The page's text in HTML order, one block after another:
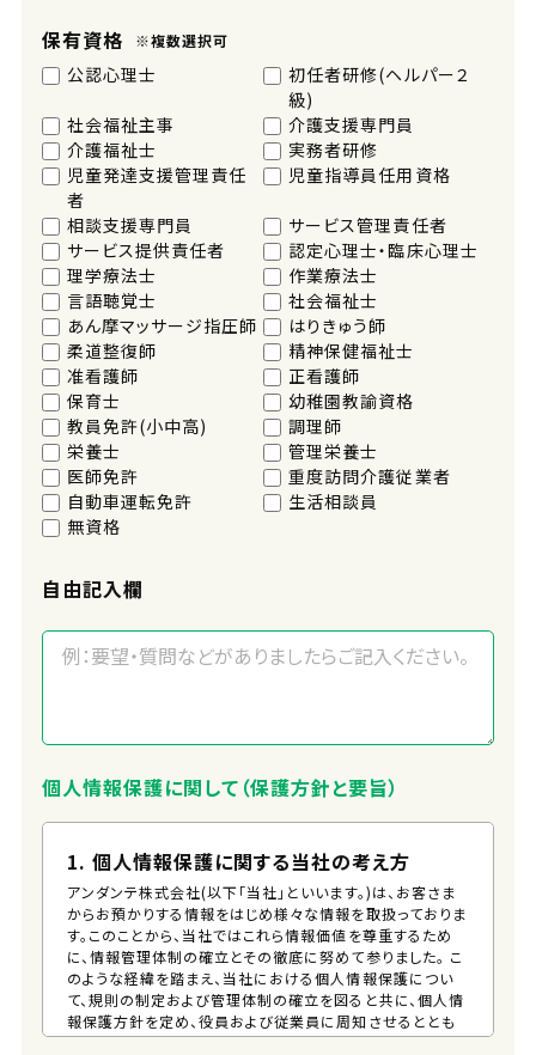
保有資格 ※複数選択可
公認心理士
初任者研修(ヘルパー２
級)
社会福祉主事
介護支援専門員
介護福祉士
実務者研修
児童発達支援管理責任
者
児童指導員任用資格
相談支援専門員
サービス管理責任者
サービス提供責任者
認定心理士・臨床心理士
理学療法士
作業療法士
言語聴覚士
社会福祉士
あん摩マッサージ指圧師
はりきゅう師
柔道整復師
精神保健福祉士
准看護師
正看護師
保育士
幼稚園教諭資格
教員免許(小中高)
調理師
栄養士
管理栄養士
医師免許
重度訪問介護従業者
自動車運転免許
生活相談員
無資格
自由記入欄
個人情報保護に関して（保護方針と要旨）
1. 個人情報保護に関する当社の考え方
アンダンテ株式会社(以下「当社」といいます。)は、お客さま
からお預かりする情報をはじめ様々な情報を取扱っておりま
す。このことから、当社ではこれら情報価値を尊重するため
に、情報管理体制の確立とその徹底に努めて参りました。 こ
のような経緯を踏まえ、当社における個人情報保護につい
て、規則の制定および管理体制の確立を図ると共に、個人情
報保護方針を定め、役員および従業員に周知させるととも
に、一般の方が、容易に入手できる措置を講じるものとしま